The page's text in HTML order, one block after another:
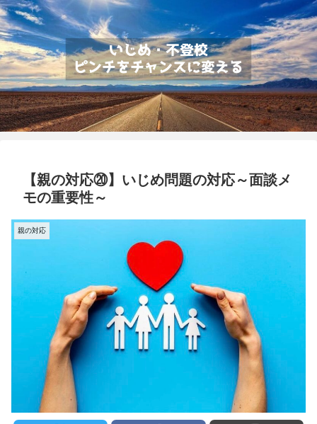
【親の対応⑳】いじめ問題の対応～面談メ
モの重要性～
親の対応